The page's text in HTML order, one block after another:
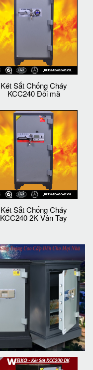
Két Sắt Chống Cháy
KCC240 Đổi mã
Két Sắt Chống Cháy
KCC240 2K Vân Tay